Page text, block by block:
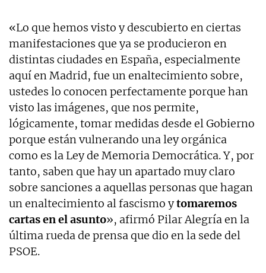
«Lo que hemos visto y descubierto en ciertas
manifestaciones que ya se producieron en
distintas ciudades en España, especialmente
aquí en Madrid, fue un enaltecimiento sobre,
ustedes lo conocen perfectamente porque han
visto las imágenes, que nos permite,
lógicamente, tomar medidas desde el Gobierno
porque están vulnerando una ley orgánica
como es la Ley de Memoria Democrática. Y, por
tanto, saben que hay un apartado muy claro
sobre sanciones a aquellas personas que hagan
un enaltecimiento al fascismo ytomaremos
cartas en el asunto», afirmó Pilar Alegría en la
última rueda de prensa que dio en la sede del
PSOE.